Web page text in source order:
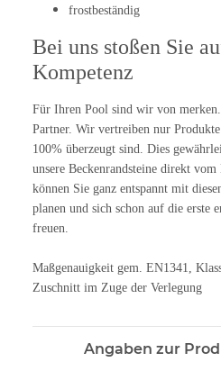
frostbeständig
Bei uns stoßen Sie
Kompetenz
Für Ihren Pool sind wir von
Partner. Wir vertreiben nur
100% überzeugt sind. Dies
unsere Beckenrandsteine direkt
können Sie ganz entspannt mit
planen und sich schon auf die erste
freuen.
Maßgenauigkeit gem. EN1341,
Zuschnitt im Zuge der Verlegung
Angaben zur